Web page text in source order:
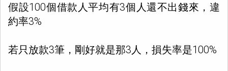
假設100個借款人平均有3個人還不出錢來，違
約率3%
若只放款3筆，剛好就是那3人，損失率是100%